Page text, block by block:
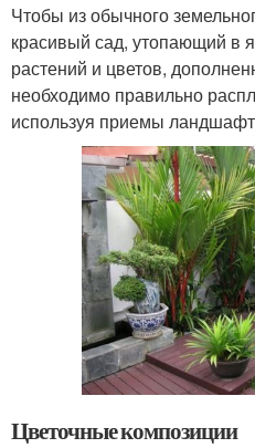
Чтобы из обычного
красивый сад, утопающий в
растений и цветов,
необходимо правильно
используя приемы
Цветочные композиции